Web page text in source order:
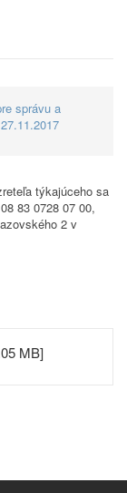
správu a
týkajúceho sa
83 0728 07 00,
2 v
MB]